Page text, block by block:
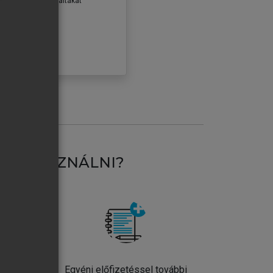
HASZNÁLNI?
Egyéni előfizetéssel további